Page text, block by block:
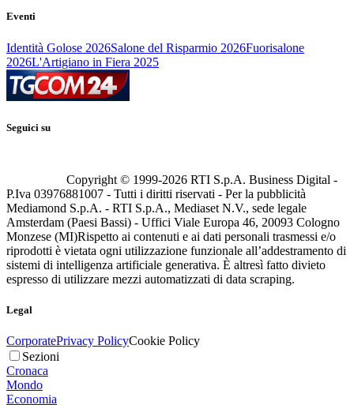
Eventi
Identità Golose 2026Salone del Risparmio 2026Fuorisalone
2026L'Artigiano in Fiera 2025
Seguici su
Copyright © 1999-2026 RTI S.p.A. Business Digital -
P.Iva 03976881007 - Tutti i diritti riservati - Per la pubblicità
Mediamond S.p.A. - RTI S.p.A., Mediaset N.V., sede legale
Amsterdam (Paesi Bassi) - Uffici Viale Europa 46, 20093 Cologno
Monzese (MI)Rispetto ai contenuti e ai dati personali trasmessi e/o
riprodotti è vietata ogni utilizzazione funzionale all’addestramento di
sistemi di intelligenza artificiale generativa. È altresì fatto divieto
espresso di utilizzare mezzi automatizzati di data scraping.
Legal
CorporatePrivacy PolicyCookie Policy
Sezioni
Cronaca
Mondo
Economia